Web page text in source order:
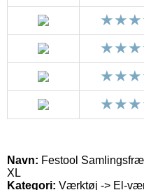
Navn: Festool
XL
Kategori: Værktøj -> El-